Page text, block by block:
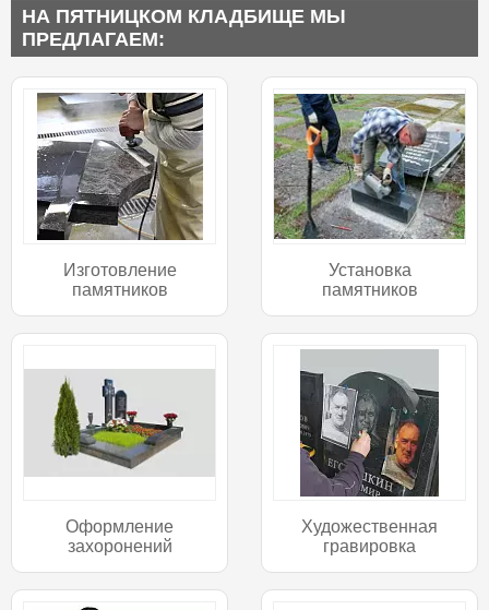
НА ПЯТНИЦКОМ КЛАДБИЩЕ МЫ
ПРЕДЛАГАЕМ:
Изготовление
памятников
Установка
памятников
Оформление
захоронений
Художественная
гравировка